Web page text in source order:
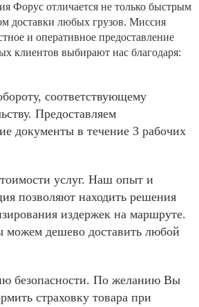
Форус отличается не только быстрым
доставки любых грузов. Миссия
и оперативное предоставление
клиентов выбирают нас благодаря:
соответствующему
Предоставляем
документы в течение 3 рабочих
услуг. Наш опыт и
позволяют находить решения
издержек на маршруте.
можем дешево доставить любой
безопасности. По желанию Вы
страховку товара при